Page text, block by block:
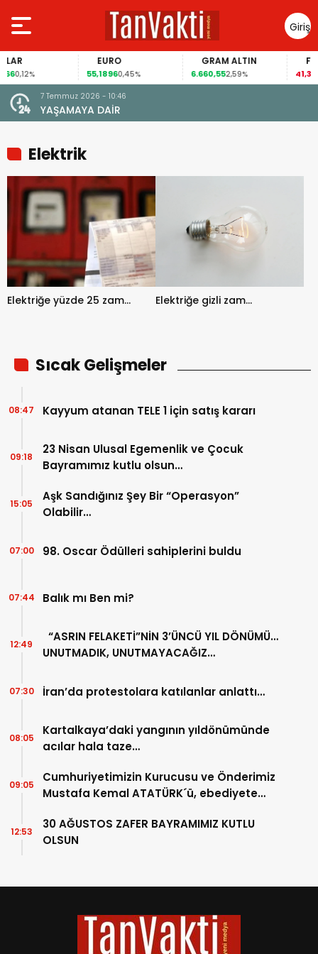
Giriş
Yap
0,12%
EURO
55,18960,45%
GRAM ALTIN
6.660,552,59%
FAİZ
41,30-
7 Temmuz 2026 - 10:46
YAŞAMAYA DAİR
Elektrik
Elektriğe yüzde 25 zam… Elektriğe gizli zam…
Sıcak Gelişmeler
Kayyum atanan TELE 1 için satış kararı
08:47
23 Nisan Ulusal Egemenlik ve Çocuk
Bayramımız kutlu olsun…
09:18
Aşk Sandığınız Şey Bir “Operasyon”
Olabilir…
15:05
98. Oscar Ödülleri sahiplerini buldu
07:00
Balık mı Ben mi?
07:44
“ASRIN FELAKETİ”NİN 3’ÜNCÜ YIL DÖNÜMÜ…
UNUTMADIK, UNUTMAYACAĞIZ…
12:49
İran’da protestolara katılanlar anlattı…
07:30
Kartalkaya’daki yangının yıldönümünde
acılar hala taze…
08:05
Cumhuriyetimizin Kurucusu ve Önderimiz
Mustafa Kemal ATATÜRK´ü, ebediyete
09:05
30 AĞUSTOS ZAFER BAYRAMIMIZ KUTLU
OLSUN
12:53